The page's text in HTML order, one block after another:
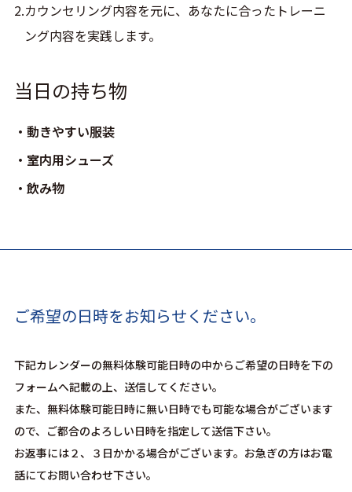
カウンセリング内容を元に、あなたに合ったトレーニ
ング内容を実践します。
当日の持ち物
動きやすい服装
室内用シューズ
飲み物
ご希望の日時をお知らせください。
下記カレンダーの無料体験可能日時の中からご希望の日時を下の
フォームへ記載の上、送信してください。
また、無料体験可能日時に無い日時でも可能な場合がございます
ので、ご都合のよろしい日時を指定して送信下さい。
お返事には２、３日かかる場合がございます。お急ぎの方はお電
話にてお問い合わせ下さい。